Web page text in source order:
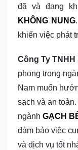
đã và đang
KHÔNG NUNG
khiến việc phát
Công Ty TNHH
phong trong
Nam muốn
sạch và an
ngành GẠCH
đảm bảo việc
và dịch vụ tốt